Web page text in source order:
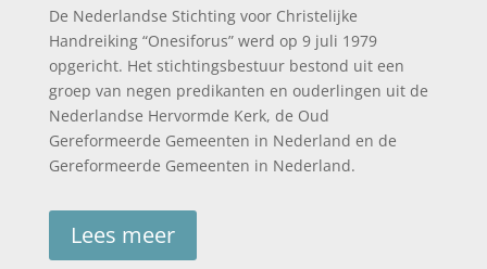
De Nederlandse Stichting voor Christelijke
Handreiking “Onesiforus” werd op 9 juli 1979
opgericht. Het stichtingsbestuur bestond uit een
groep van negen predikanten en ouderlingen uit de
Nederlandse Hervormde Kerk, de Oud
Gereformeerde Gemeenten in Nederland en de
Gereformeerde Gemeenten in Nederland.
Lees meer